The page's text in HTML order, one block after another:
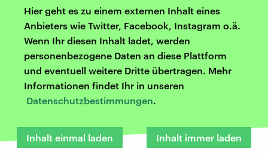
Hier geht es zu einem externen Inhalt eines
Anbieters wie Twitter, Facebook, Instagram o.ä.
Wenn Ihr diesen Inhalt ladet, werden
personenbezogene Daten an diese Plattform
und eventuell weitere Dritte übertragen. Mehr
Informationen findet Ihr in unseren
Datenschutzbestimmungen.
Inhalt einmal laden Inhalt immer laden